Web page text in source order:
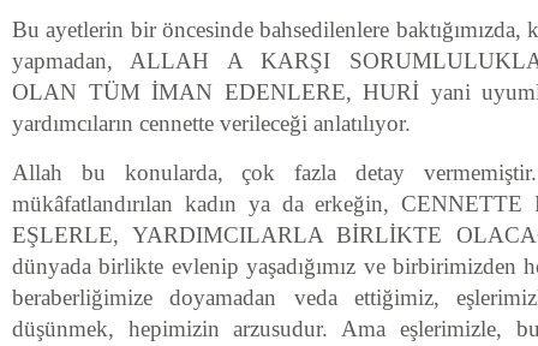
Bu ayetlerin bir öncesinde bahsedilenlere baktığımızda,
yapmadan, ALLAH A KARŞI
OLAN TÜM İMAN EDENLERE, HURİ yani uyumlu
yardımcıların cennette verileceği anlatılıyor.
Allah bu konularda, çok fazla detay
mükâfatlandırılan kadın ya da erkeğin,
EŞLERLE, YARDIMCILARLA BİRLİKTE
dünyada birlikte evlenip yaşadığımız ve birbirimizden
beraberliğimize doyamadan veda ettiğimiz,
düşünmek, hepimizin arzusudur. Ama eşlerimizle, bu